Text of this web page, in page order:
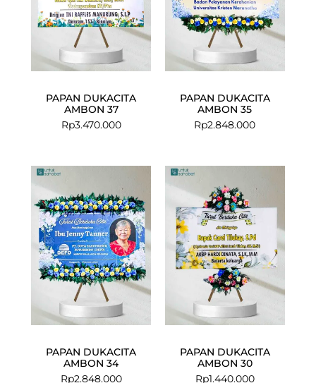
PAPAN DUKACITA
AMBON 37
Rp3.470.000
PAPAN DUKACITA
AMBON 35
Rp2.848.000
PAPAN DUKACITA
AMBON 34
Rp2.848.000
PAPAN DUKACITA
AMBON 30
Rp1.440.000